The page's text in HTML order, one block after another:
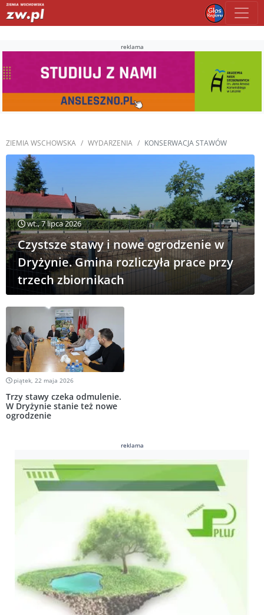
reklama
ZIEMIA WSCHOWSKA WYDARZENIA KONSERWACJA STAWÓW
wt., 7 lipca 2026
Czystsze stawy i nowe ogrodzenie w
Dryżynie. Gmina rozliczyła prace przy
trzech zbiornikach
piątek, 22 maja 2026
Trzy stawy czeka odmulenie.
W Dryżynie stanie też nowe
ogrodzenie
reklama